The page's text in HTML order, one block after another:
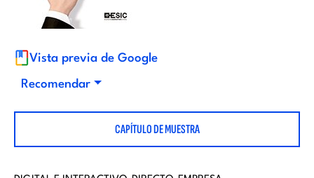
t
o
Vista previa de Google
Recomendar
CAPÍTULO DE MUESTRA